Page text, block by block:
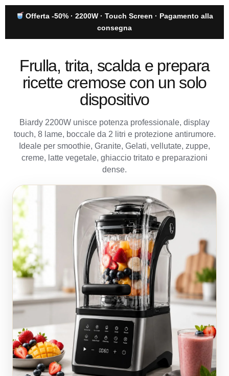
Offerta -50% · 2200W · Touch Screen · Pagamento alla
consegna
Frulla, trita, scalda e prepara
ricette cremose con un solo
dispositivo
Biardy 2200W unisce potenza professionale, display
touch, 8 lame, boccale da 2 litri e protezione antirumore.
Ideale per smoothie, Granite, Gelati, vellutate, zuppe,
creme, latte vegetale, ghiaccio tritato e preparazioni
dense.